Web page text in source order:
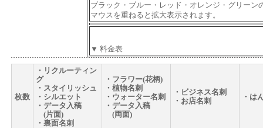
ブラック・ブルー・レッド・オレンジ・グリーン
マウスを重ねると拡大表示されます。
▼ 料金表
枚数
・リクルーティン
グ
・スタイリッシュ
・シルエット
・データ入稿
(片面)
・裏面名刺
・フラワー(花柄)
・植物名刺
・ウォーター名刺
・データ入稿
(両面)
・ビジネス名刺
・お店名刺
・は